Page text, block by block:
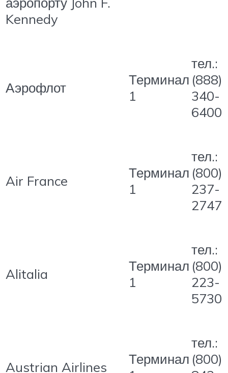
Kennedy
Аэрофлот
Терминал
1
тел.:
(888)
340-
6400
Air France
Терминал
1
тел.:
(800)
237-
2747
Alitalia
Терминал
1
тел.:
(800)
223-
5730
Austrian Airlines
Терминал
тел.:
(800)